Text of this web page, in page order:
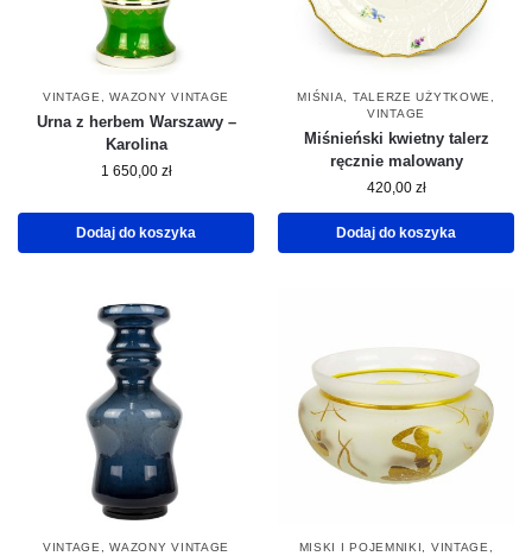
VINTAGE ,WAZONY VINTAGE
Urna z herbem Warszawy –
Karolina
1 650,00 zł
Dodaj do koszyka
MIŚNIA TALERZE UŻYTKOWE
VINTAGE
Miśnieński kwietny talerz
ręcznie malowany
420,00 zł
Dodaj do koszyka
VINTAGE ,WAZONY VINTAGE MISKI I POJEMNIKI VINTAGE